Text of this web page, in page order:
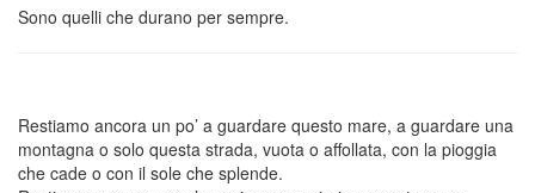
Sono quelli che durano per sempre.
Restiamo ancora un po’ a guardare questo mare, a guardare una
montagna o solo questa strada, vuota o affollata, con la pioggia
che cade o con il sole che splende.